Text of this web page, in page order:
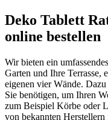
Deko Tablett
online bestellen
Wir bieten ein
Garten und Ihre Terrasse,
eigenen vier Wände.
Sie benötigen, um Ihren
zum Beispiel Körbe oder
von bekannten